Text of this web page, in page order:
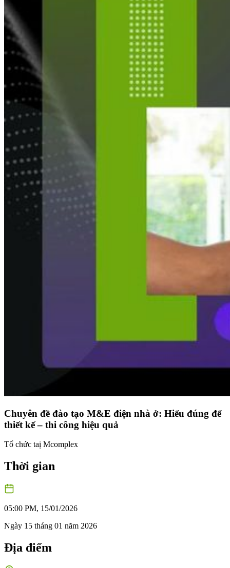
Chuyên đề đào tạo M&E điện nhà ở: Hiểu đúng để
thiết kế – thi công hiệu quả
Tổ chức taị Mcomplex
Thời gian
05:00 PM, 15/01/2026
Ngày 15 tháng 01 năm 2026
Địa điểm